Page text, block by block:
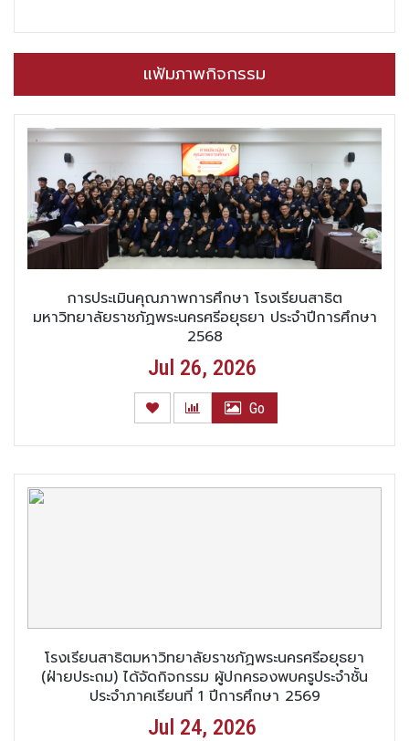
แฟ้มภาพกิจกรรม
การประเมินคุณภาพการศึกษา โรงเรียนสาธิต
มหาวิทยาลัยราชภัฏพระนครศรีอยุธยา ประจำปีการศึกษา
2568
Jul 26, 2026
Go
โรงเรียนสาธิตมหาวิทยาลัยราชภัฏพระนครศรีอยุธยา
(ฝ่ายประถม) ได้จัดกิจกรรม ผู้ปกครองพบครูประจำชั้น
ประจำภาคเรียนที่ 1 ปีการศึกษา 2569
Jul 24, 2026